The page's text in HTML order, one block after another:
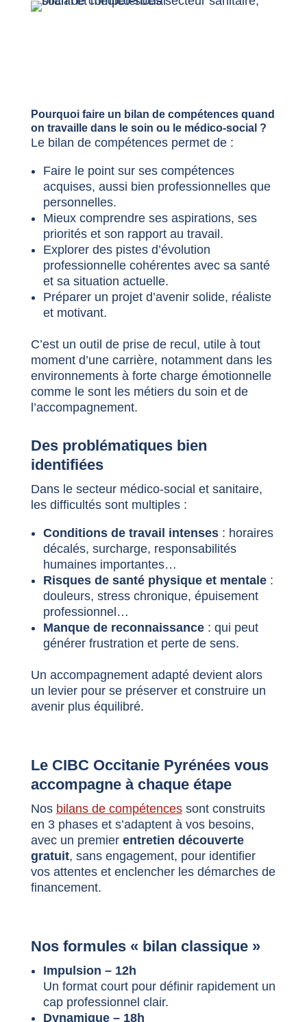
Pourquoi faire un bilan de compétences quand
on travaille dans le soin ou le médico-social ?
Le bilan de compétences permet de :
Faire le point sur ses compétences
acquises, aussi bien professionnelles que
personnelles.
Mieux comprendre ses aspirations, ses
priorités et son rapport au travail.
Explorer des pistes d’évolution
professionnelle cohérentes avec sa santé
et sa situation actuelle.
Préparer un projet d’avenir solide, réaliste
et motivant.
C’est un outil de prise de recul, utile à tout
moment d’une carrière, notamment dans les
environnements à forte charge émotionnelle
comme le sont les métiers du soin et de
l’accompagnement.
Des problématiques bien
identifiées
Dans le secteur médico-social et sanitaire,
les difficultés sont multiples :
Conditions de travail intenses: horaires
décalés, surcharge, responsabilités
humaines importantes…
Risques de santé physique et mentale:
douleurs, stress chronique, épuisement
professionnel…
Manque de reconnaissance: qui peut
générer frustration et perte de sens.
Un accompagnement adapté devient alors
un levier pour se préserver et construire un
avenir plus équilibré.
Le CIBC Occitanie Pyrénées vous
accompagne à chaque étape
Nos bilans de compétencessont construits
en 3 phases et s’adaptent à vos besoins,
avec un premier entretien découverte
gratuit, sans engagement, pour identifier
vos attentes et enclencher les démarches de
financement.
Nos formules « bilan classique »
Impulsion – 12h
Un format court pour définir rapidement un
cap professionnel clair.
Dynamique – 18h